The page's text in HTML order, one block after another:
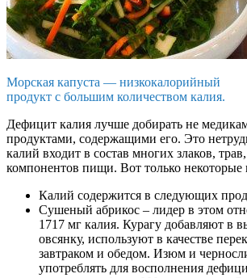
Морская капуста — низкокалорийный
продукт с большим количеством калия.
Дефицит калия лучше добирать не
продуктами, содержащими его. Это
калий входит в состав многих злаков,
компонентов пищи. Вот только некоторые
Калий содержится в следующих
Сушеный абрикос – лидер в этом
1717 мг калия. Курагу добавляют в
овсянку, используют в качестве
завтраком и обедом. Изюм и
употреблять для восполнения